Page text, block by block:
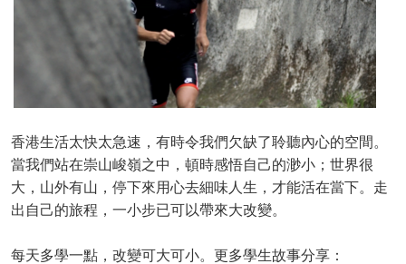
香港生活太快太急速，有時令我們欠缺了聆聽內心的空間。
當我們站在崇山峻嶺之中，頓時感悟自己的渺小；世界很
大，山外有山，停下來用心去細味人生，才能活在當下。走
出自己的旅程，一小步已可以帶來大改變。
每天多學一點，改變可大可小。更多學生故事分享：​